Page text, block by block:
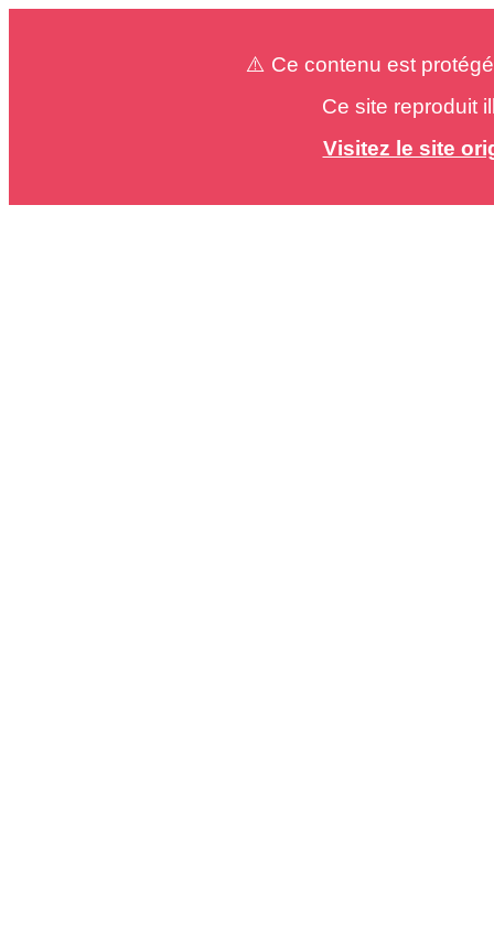
⚠️ Ce contenu est
Ce site reproduit
Visitez le site